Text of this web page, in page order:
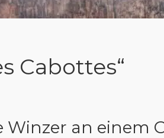
Cabottes“
an einem